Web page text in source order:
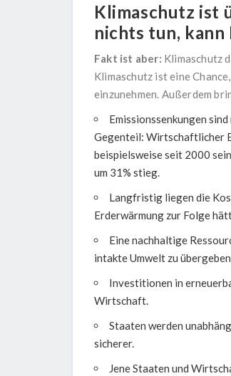
Klimaschutz ist
nichts tun, kann
Fakt ist aber: Klimaschutz
Klimaschutz ist eine
einzunehmen. Außerdem
Emissionssenkungen
Gegenteil: Wirtschaftlicher
beispielsweise seit 2000
um 31% stieg.
Langfristig liegen die
Erderwärmung zur Folge
Eine nachhaltige
intakte Umwelt zu
Investitionen in
Wirtschaft.
Staaten werden
sicherer.
Jene Staaten und